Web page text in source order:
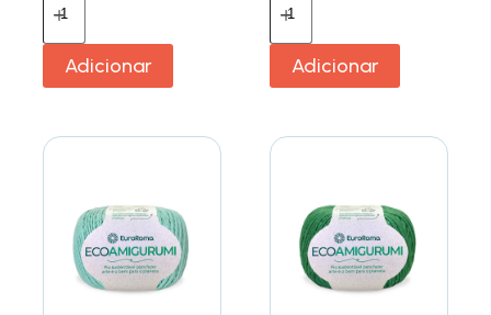
Adicionar Adicionar